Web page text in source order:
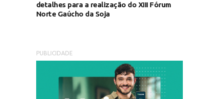
detalhes para a realização do XIII Fórum
Norte Gaúcho da Soja
PUBLICIDADE